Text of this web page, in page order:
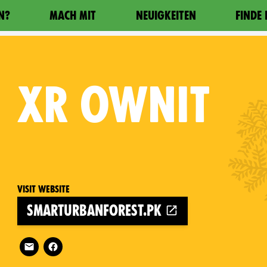
MACH MIT NEUIGKEITEN FINDE
XR OWNIT
Visit website
smarturbanforest.pk
Follow XR Ownit on
on